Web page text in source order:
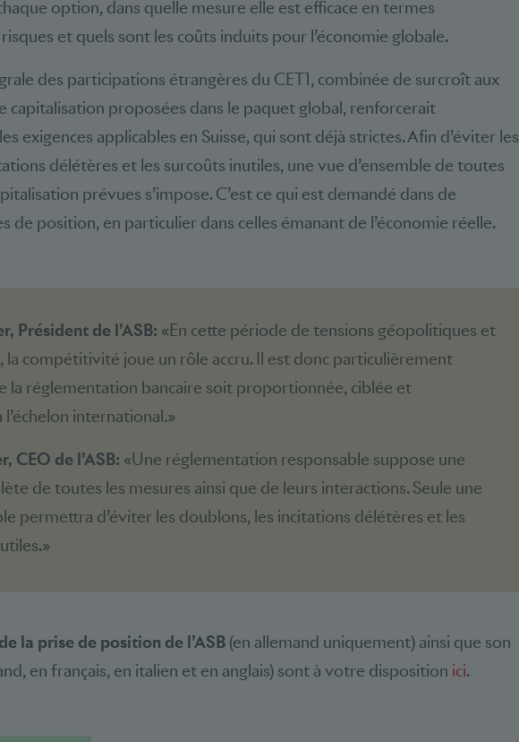
option, dans quelle mesure elle est efficace en termes
et quels sont les coûts induits pour l’économie globale.
des participations étrangères du CET1, combinée de surcroît aux
capitalisation proposées dans le paquet global, renforcerait
exigences applicables en Suisse, qui sont déjà strictes. Afin d’éviter les
délétères et les surcoûts inutiles, une vue d’ensemble de toutes
prévues s’impose. C’est ce qui est demandé dans de
de position, en particulier dans celles émanant de l’économie réelle.
Président de l’ASB: «En cette période de tensions géopolitiques et
la compétitivité joue un rôle accru. Il est donc particulièrement
la réglementation bancaire soit proportionnée, ciblée et
international.»
CEO de l’ASB: «Une réglementation responsable suppose une
de toutes les mesures ainsi que de leurs interactions. Seule une
permettra d’éviter les doublons, les incitations délétères et les
la prise de position de l’ASB (en allemand uniquement) ainsi que son
en français, en italien et en anglais) sont à votre disposition ici.